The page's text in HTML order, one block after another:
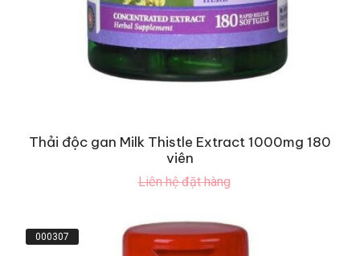
Thải độc gan Milk Thistle Extract 1000mg 180
viên
Liên hệ đặt hàng
000307